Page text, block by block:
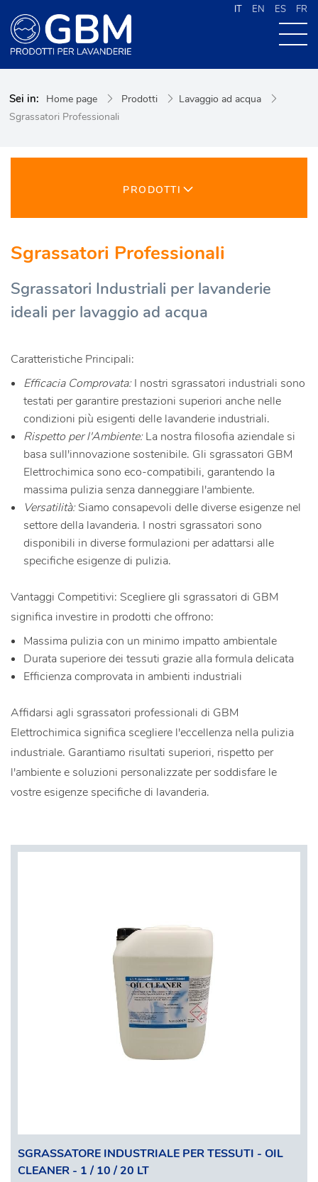
IT EN ES FR
PRODOTTI
CONTATTI
Sei in: Home page Prodotti
Lavaggio ad acqua
Sgrassatori Professionali
PRODOTTI
Sgrassatori Professionali
Sgrassatori Industriali per lavanderie
ideali per lavaggio ad acqua
Caratteristiche Principali:
Efficacia Comprovata:I nostri sgrassatori industriali sono
testati per garantire prestazioni superiori anche nelle
condizioni più esigenti delle lavanderie industriali.
Rispetto per l'Ambiente:La nostra filosofia aziendale si
basa sull'innovazione sostenibile. Gli sgrassatori GBM
Elettrochimica sono eco-compatibili, garantendo la
massima pulizia senza danneggiare l'ambiente.
Versatilità:Siamo consapevoli delle diverse esigenze nel
settore della lavanderia. I nostri sgrassatori sono
disponibili in diverse formulazioni per adattarsi alle
specifiche esigenze di pulizia.
Vantaggi Competitivi: Scegliere gli sgrassatori di GBM
significa investire in prodotti che offrono:
Massima pulizia con un minimo impatto ambientale
Durata superiore dei tessuti grazie alla formula delicata
Efficienza comprovata in ambienti industriali
Affidarsi agli sgrassatori professionali di GBM
Elettrochimica significa scegliere l'eccellenza nella pulizia
industriale. Garantiamo risultati superiori, rispetto per
l'ambiente e soluzioni personalizzate per soddisfare le
vostre esigenze specifiche di lavanderia.
SGRASSATORE INDUSTRIALE PER TESSUTI - OIL
CLEANER - 1 / 10 / 20 LT